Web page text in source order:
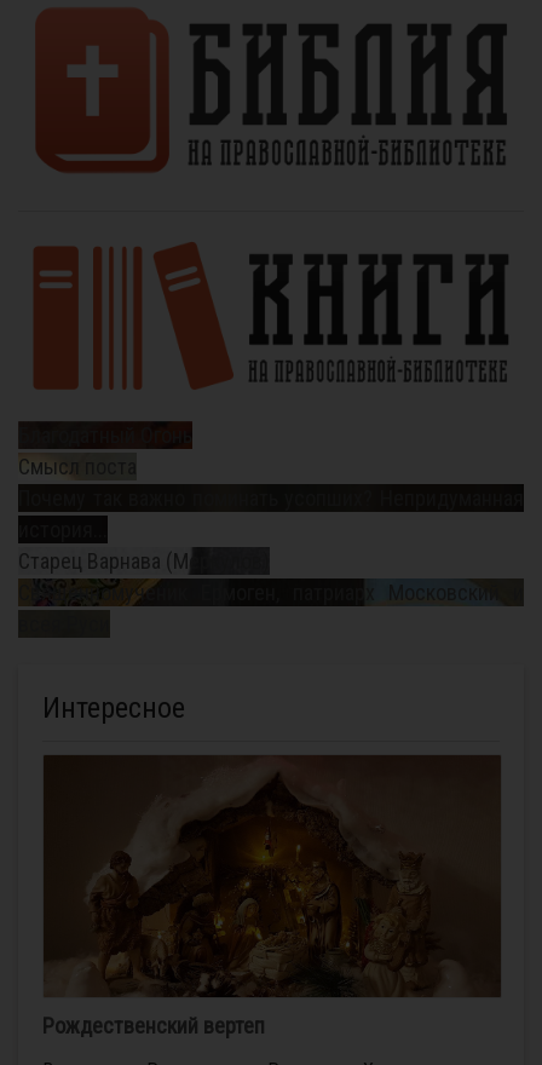
Смысл поста
Старец Варнава (Меркулов)
Священномученик Ермоген, патриарх Московский и
Интересное
Рождественский вертеп